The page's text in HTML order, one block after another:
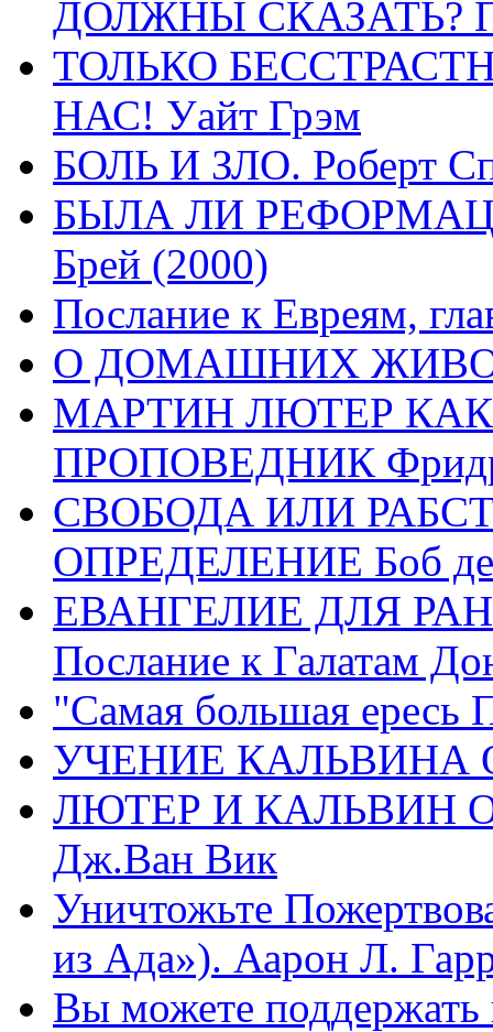
ДОЛЖНЫ СКАЗАТЬ?
ТОЛЬКО
НАС! Уайт Грэм
БОЛЬ И ЗЛО. Роберт
БЫЛА ЛИ
Брей (2000)
Послание к Евреям,
О ДОМАШНИХ
МАРТИН ЛЮТЕР
ПРОПОВЕДНИК
СВОБОДА ИЛИ
ОПРЕДЕЛЕНИЕ Боб де
ЕВАНГЕЛИЕ ДЛЯ
Послание к Галатам
"Самая большая ересь
УЧЕНИЕ КАЛЬВИНА
ЛЮТЕР И КАЛЬВИН
Дж.Ван Вик
Уничтожьте
из Ада»). Аарон Л.
Вы можете